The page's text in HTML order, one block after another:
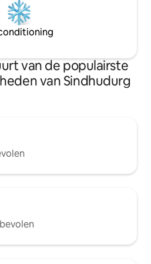
van de populairste
van Sindhudurg